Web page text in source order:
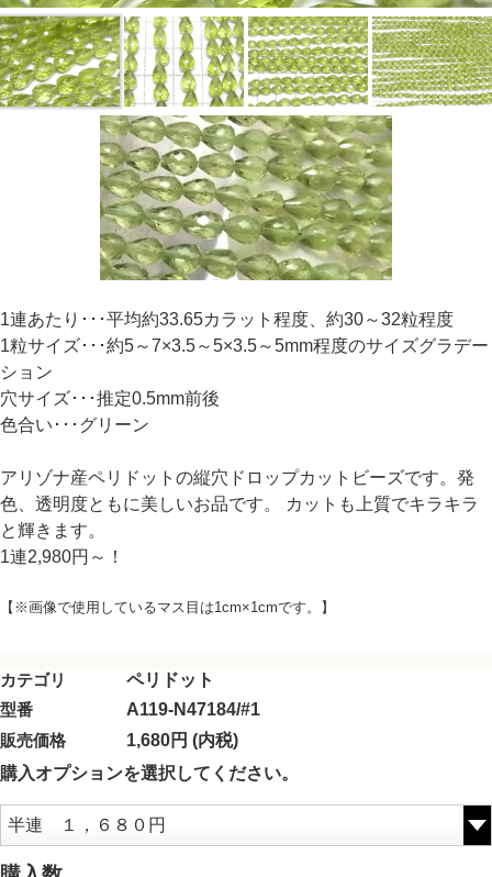
1連あたり･･･平均約33.65カラット程度、約30～32粒程度
1粒サイズ･･･約5～7×3.5～5×3.5～5mm程度のサイズグラデー
ション
穴サイズ･･･推定0.5mm前後
色合い･･･グリーン
アリゾナ産ペリドットの縦穴ドロップカットビーズです。発
色、透明度ともに美しいお品です。 カットも上質でキラキラ
と輝きます。
1連2,980円～！
【※画像で使用しているマス目は1cm×1cmです。】
カテゴリ
ペリドット
型番
A119-N47184/#1
販売価格
1,680円 (内税)
購入オプションを選択してください。